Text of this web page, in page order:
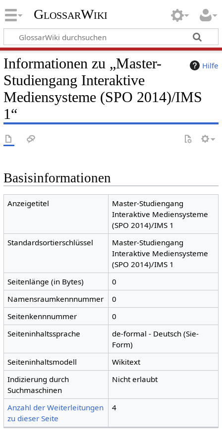
GlossarWiki
Hilfe
Informationen zu „Master-
Studiengang Interaktive
Mediensysteme (SPO 2014)/IMS
1“
Basisinformationen
Anzeigetitel
Master-Studiengang
Interaktive Mediensysteme
(SPO 2014)/IMS 1
Standardsortierschlüssel
Master-Studiengang
Interaktive Mediensysteme
(SPO 2014)/IMS 1
Seitenlänge (in Bytes)
0
Namensraumkennnummer
0
Seitenkennnummer
0
Seiteninhaltssprache
de-formal - Deutsch (Sie-
Form)
Seiteninhaltsmodell
Wikitext
Indizierung durch
Suchmaschinen
Nicht erlaubt
Anzahl der Weiterleitungen
zu dieser Seite
4